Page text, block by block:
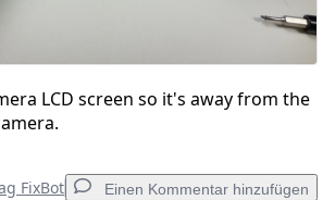
LCD screen so it's away from the
FixBot Einen Kommentar hinzufügen